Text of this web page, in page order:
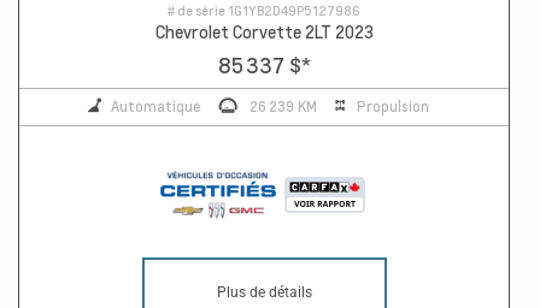
# de série 1G1YB2D49P5127986
Chevrolet Corvette 2LT 2023
85 337 $*
Automatique 26 239 KM Propulsion
Plus de détails